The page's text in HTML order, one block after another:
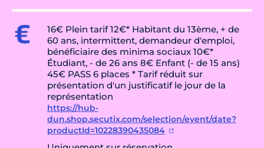
16€ Plein tarif 12€* Habitant du 13ème, + de
60 ans, intermittent, demandeur d'emploi,
bénéficiaire des minima sociaux 10€*
Étudiant, - de 26 ans 8€ Enfant (- de 15 ans)
45€ PASS 6 places * Tarif réduit sur
présentation d'un justificatif le jour de la
représentation
https://hub-
dun.shop.secutix.com/selection/event/date?
productId=10228390435084